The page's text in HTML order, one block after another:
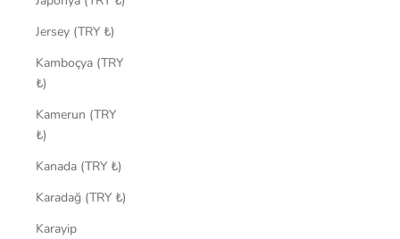
Jersey (TRY ₺)
Kamboçya (TRY
₺)
Kamerun (TRY
₺)
Kanada (TRY ₺)
Karadağ (TRY ₺)
Karayip